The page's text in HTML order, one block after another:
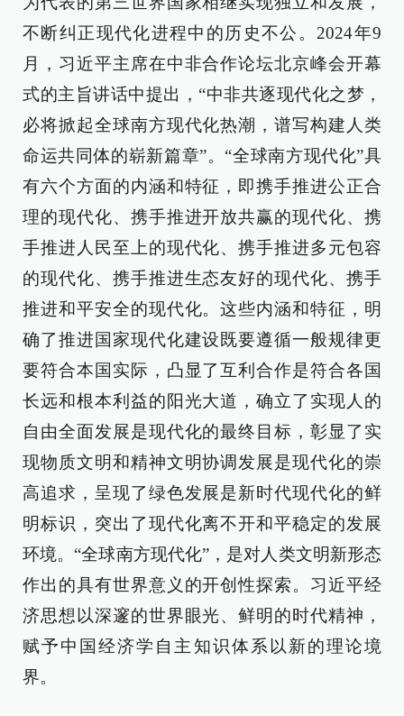
不断纠正现代化进程中的历史不公。2024年9
月，习近平主席在中非合作论坛北京峰会开幕
式的主旨讲话中提出，“中非共逐现代化之梦，
必将掀起全球南方现代化热潮，谱写构建人类
命运共同体的崭新篇章”。“全球南方现代化”具
有六个方面的内涵和特征，即携手推进公正合
理的现代化、携手推进开放共赢的现代化、携
手推进人民至上的现代化、携手推进多元包容
的现代化、携手推进生态友好的现代化、携手
推进和平安全的现代化。这些内涵和特征，明
确了推进国家现代化建设既要遵循一般规律更
要符合本国实际，凸显了互利合作是符合各国
长远和根本利益的阳光大道，确立了实现人的
自由全面发展是现代化的最终目标，彰显了实
现物质文明和精神文明协调发展是现代化的崇
高追求，呈现了绿色发展是新时代现代化的鲜
明标识，突出了现代化离不开和平稳定的发展
环境。“全球南方现代化”，是对人类文明新形态
作出的具有世界意义的开创性探索。习近平经
济思想以深邃的世界眼光、鲜明的时代精神，
赋予中国经济学自主知识体系以新的理论境
界。